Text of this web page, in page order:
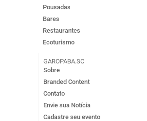
Pousadas
Bares
Restaurantes
Ecoturismo
GAROPABA.SC
Sobre
Branded Content
Contato
Envie sua Notícia
Cadastre seu evento